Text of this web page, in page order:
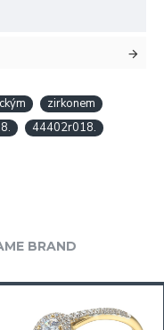
zirkonem
44402r018.
BRAND